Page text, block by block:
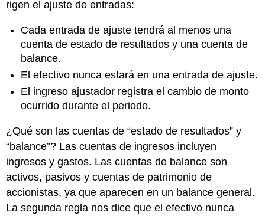
rigen el ajuste de entradas:
Cada entrada de ajuste tendrá al menos una
cuenta de estado de resultados y una cuenta de
balance.
El efectivo nunca estará en una entrada de ajuste.
El ingreso ajustador registra el cambio de monto
ocurrido durante el periodo.
¿Qué son las cuentas de “estado de resultados” y
“balance”? Las cuentas de ingresos incluyen
ingresos y gastos. Las cuentas de balance son
activos, pasivos y cuentas de patrimonio de
accionistas, ya que aparecen en un balance general.
La segunda regla nos dice que el efectivo nunca